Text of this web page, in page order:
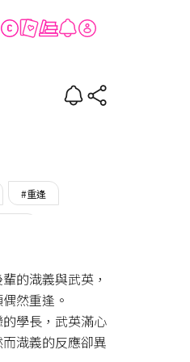
#重逢
的渽義與武英，
然重逢。
學長，武英滿心
渽義的反應卻異